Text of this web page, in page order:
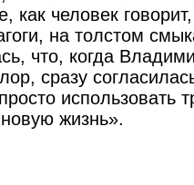
как человек
на толстом
что, когда
сразу
использовать
жизнь».